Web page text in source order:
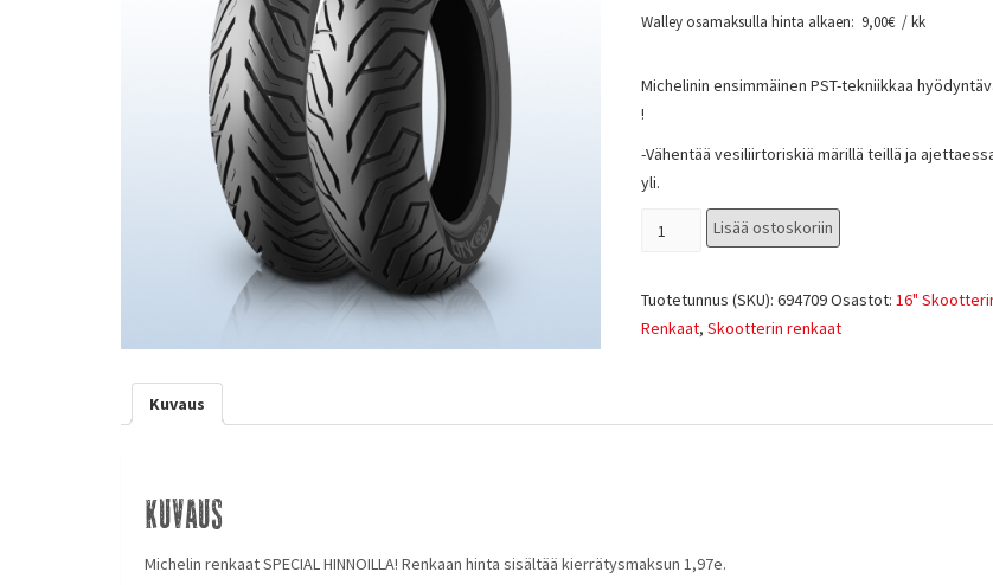
Walley osamaksulla hinta alkaen: 9,00€ / kk
Michelinin ensimmäinen PST-tekniikkaa
!
-Vähentää vesiliirtoriskiä märillä teillä ja
yli.
Lisää ostoskoriin
Tuotetunnus (SKU): 694709Osastot: 16"
Renkaat, Skootterin renkaat
Kuvaus
Kuvaus
Michelin renkaat SPECIAL HINNOILLA! Renkaan hinta sisältää kierrätysmaksun 1,97e.